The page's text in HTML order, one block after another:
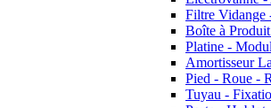
Filtre Vidange
Boîte à
Platine -
Amortisseur
Pied - Roue -
Tuyau -